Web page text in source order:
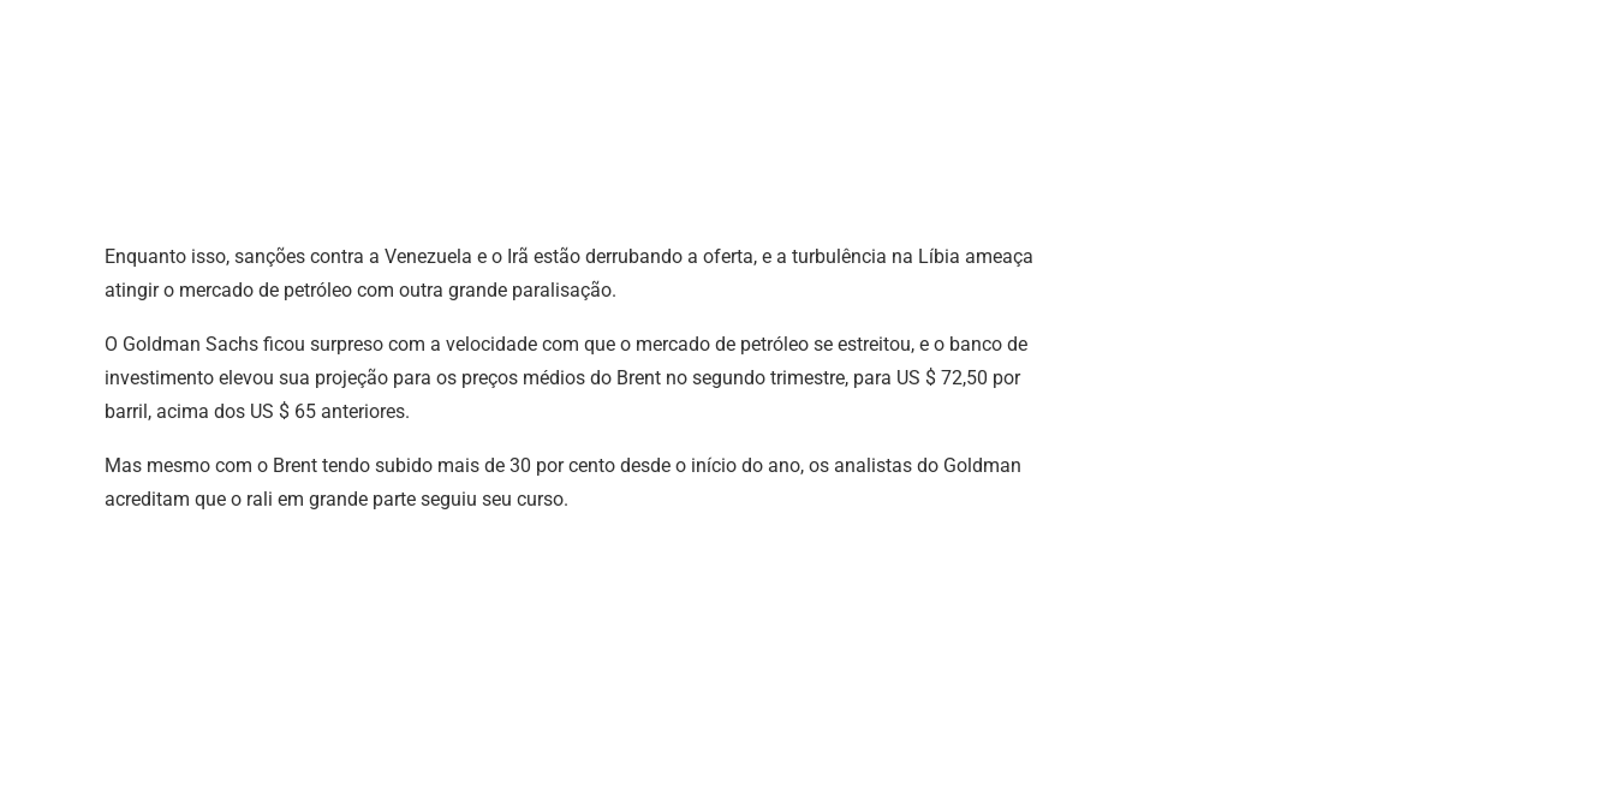
Enquanto isso, sanções contra a Venezuela e o Irã estão derrubando a oferta, e a turbulência na Líbia ameaça
atingir o mercado de petróleo com outra grande paralisação.
O Goldman Sachs ficou surpreso com a velocidade com que o mercado de petróleo se estreitou, e o banco de
investimento elevou sua projeção para os preços médios do Brent no segundo trimestre, para US $ 72,50 por
barril, acima dos US $ 65 anteriores.
Mas mesmo com o Brent tendo subido mais de 30 por cento desde o início do ano, os analistas do Goldman
acreditam que o rali em grande parte seguiu seu curso.